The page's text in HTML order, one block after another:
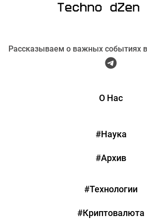
Рассказываем о важных событиях
О Нас
#Наука
#Архив
#Технологии
#Криптовалюта